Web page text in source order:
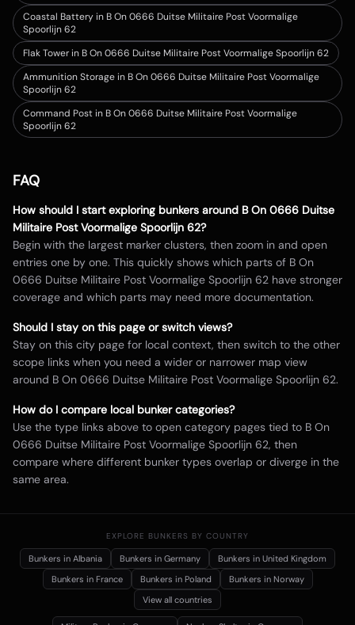
Coastal Battery in B On 0666 Duitse Militaire Post Voormalige
Spoorlijn 62
Flak Tower in B On 0666 Duitse Militaire Post Voormalige Spoorlijn 62
Ammunition Storage in B On 0666 Duitse Militaire Post Voormalige
Spoorlijn 62
Command Post in B On 0666 Duitse Militaire Post Voormalige
Spoorlijn 62
FAQ
How should I start exploring bunkers around B On 0666 Duitse
Militaire Post Voormalige Spoorlijn 62?
Begin with the largest marker clusters, then zoom in and open
entries one by one. This quickly shows which parts of B On
0666 Duitse Militaire Post Voormalige Spoorlijn 62 have stronger
coverage and which parts may need more documentation.
Should I stay on this page or switch views?
Stay on this city page for local context, then switch to the other
scope links when you need a wider or narrower map view
around B On 0666 Duitse Militaire Post Voormalige Spoorlijn 62.
How do I compare local bunker categories?
Use the type links above to open category pages tied to B On
0666 Duitse Militaire Post Voormalige Spoorlijn 62, then
compare where different bunker types overlap or diverge in the
same area.
EXPLORE BUNKERS BY COUNTRY
Bunkers in Albania Bunkers in Germany Bunkers in United Kingdom
Bunkers in France Bunkers in Poland Bunkers in Norway
View all countries